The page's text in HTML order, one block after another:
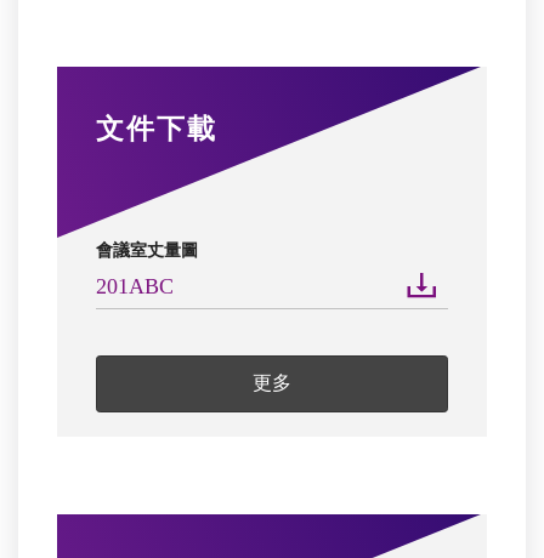
文件下載
會議室丈量圖
201ABC
更多